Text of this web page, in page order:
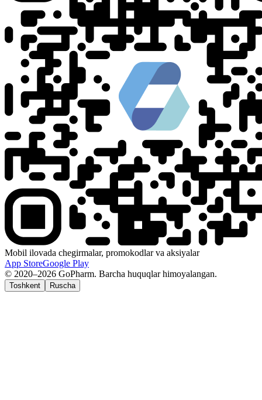
Mobil ilovada chegirmalar, promokodlar va aksiyalar
App StoreGoogle Play
© 2020–2026 GoPharm. Barcha huquqlar himoyalangan.
Toshkent Ruscha